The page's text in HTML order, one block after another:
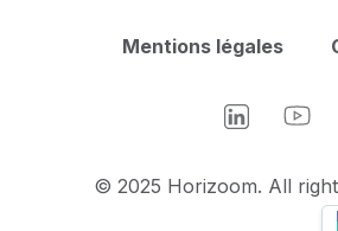
Mentions légales
LinkedIn
© 2025 Horizoom. All